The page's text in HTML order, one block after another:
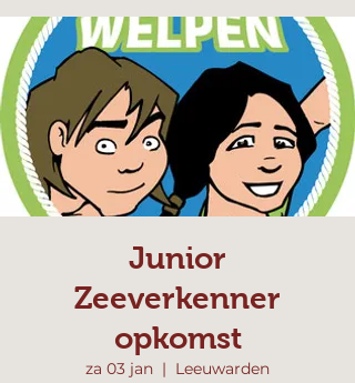
Junior
Zeeverkenner
opkomst
za 03 jan
  |
Leeuwarden